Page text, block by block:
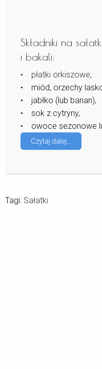
Składniki na
i bakali:
• płatki orkiszowe,
• miód, orzechy
• jabłko (lub banan),
• sok z cytryny,
• owoce sezonowe
Czytaj dalej…
Tagi: Sałatki